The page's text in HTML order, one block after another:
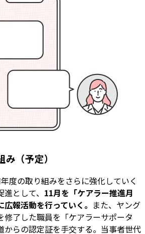
（予定）
度の取り組みをさらに強化していく
として、 11月を「ケアラー推進月
報活動を行っていく。 また、ヤング
修了した職員を「ケアラーサポータ
からの認定証を手交する。当事者世代